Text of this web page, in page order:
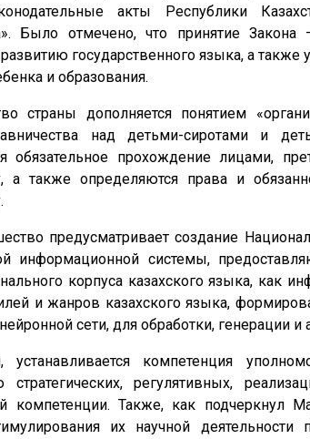
акты Республики
Было отмечено, что принятие
государственного языка, а
и образования.
страны дополняется понятием
над детьми-сиротами и
обязательное прохождение лицами,
а также определяются права и
предусматривает создание
информационной системы,
корпуса казахского языка, как
и жанров казахского языка,
сети, для обработки, генерации и
компетенция
стратегических, регулятивных,
компетенции. Также, как подчеркнул
их научной деятельности